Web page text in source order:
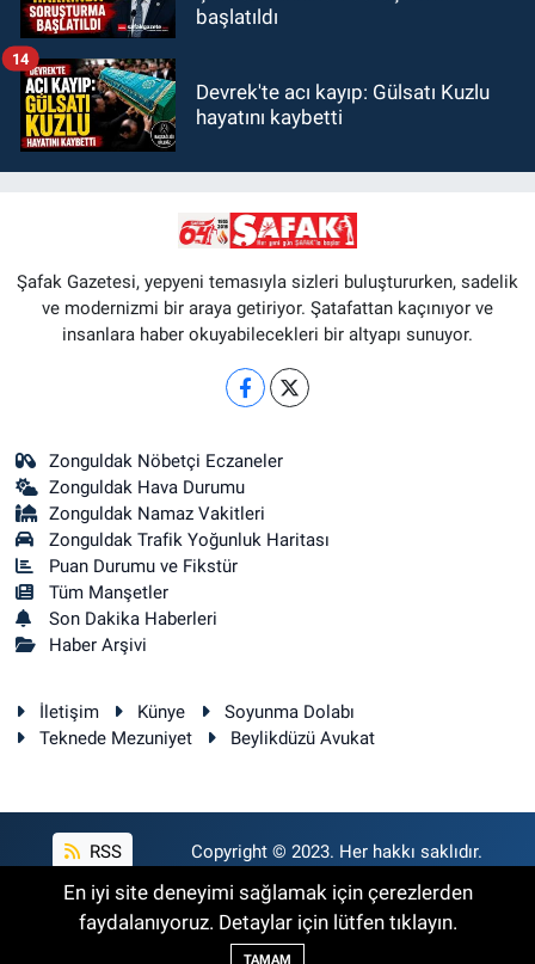
başlatıldı
Devrek'te acı kayıp: Gülsatı Kuzlu
hayatını kaybetti
14
Şafak Gazetesi, yepyeni temasıyla sizleri buluştururken, sadelik
ve modernizmi bir araya getiriyor. Şatafattan kaçınıyor ve
insanlara haber okuyabilecekleri bir altyapı sunuyor.
Zonguldak Nöbetçi Eczaneler
Zonguldak Hava Durumu
Zonguldak Namaz Vakitleri
Zonguldak Trafik Yoğunluk Haritası
Puan Durumu ve Fikstür
Tüm Manşetler
Son Dakika Haberleri
Haber Arşivi
İletişim Künye
Soyunma Dolabı
Teknede Mezuniyet
Beylikdüzü Avukat
RSS Copyright © 2023. Her hakkı saklıdır.
Haber Yazılımı:TE Bilişim
En iyi site deneyimi sağlamak için çerezlerden
faydalanıyoruz. Detaylar için lütfen tıklayın.
TAMAM